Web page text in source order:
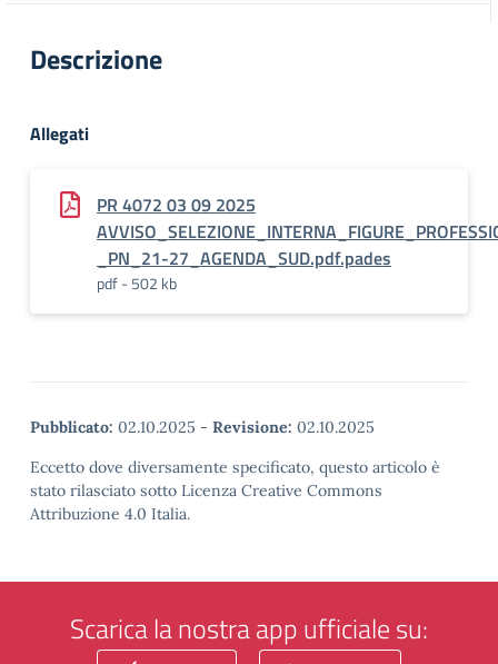
Descrizione
Allegati
PR 4072 03 09 2025
_PN_21-27_AGENDA_SUD.pdf.pades
pdf - 502 kb
Pubblicato: 02.10.2025 - Revisione: 02.10.2025
Eccetto dove diversamente specificato, questo articolo è
stato rilasciato sotto Licenza Creative Commons
Attribuzione 4.0 Italia.
Scarica la nostra app ufficiale su: